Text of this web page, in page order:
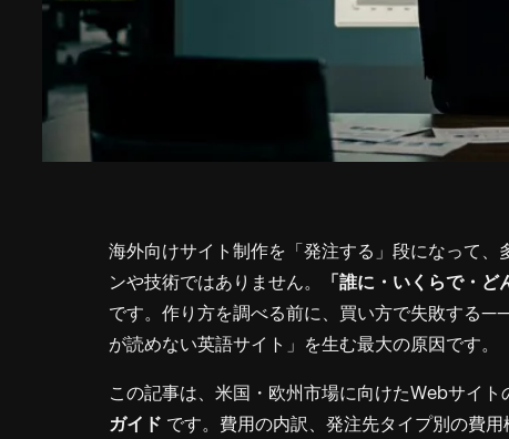
海外向けサイト制作を「発注する」段になって、
ンや技術ではありません。
「誰に・いくらで・ど
です。作り方を調べる前に、買い方で失敗する
が読めない英語サイト」を生む最大の原因です。
この記事は、米国・欧州市場に向けたWebサイト
ガイド です。費用の内訳、発注先タイプ別の費